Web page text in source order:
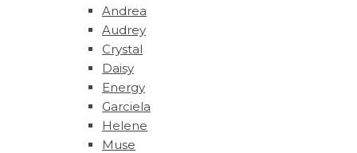
Andrea
Audrey
Crystal
Daisy
Energy
Garciela
Helene
Muse